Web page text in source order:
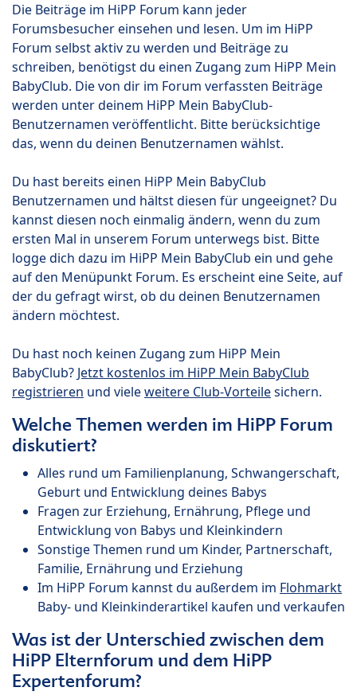
Die Beiträge im HiPP Forum kann jeder
Forumsbesucher einsehen und lesen. Um im HiPP
Forum selbst aktiv zu werden und Beiträge zu
schreiben, benötigst du einen Zugang zum HiPP Mein
BabyClub. Die von dir im Forum verfassten Beiträge
werden unter deinem HiPP Mein BabyClub-
Benutzernamen veröffentlicht. Bitte berücksichtige
das, wenn du deinen Benutzernamen wählst.
Du hast bereits einen HiPP Mein BabyClub
Benutzernamen und hältst diesen für ungeeignet? Du
kannst diesen noch einmalig ändern, wenn du zum
ersten Mal in unserem Forum unterwegs bist. Bitte
logge dich dazu im HiPP Mein BabyClub ein und gehe
auf den Menüpunkt Forum. Es erscheint eine Seite, auf
der du gefragt wirst, ob du deinen Benutzernamen
ändern möchtest.
Du hast noch keinen Zugang zum HiPP Mein
BabyClub? Jetzt kostenlos im HiPP Mein BabyClub
registrieren und vieleweitere Club-Vorteilesichern.
Welche Themen werden im HiPP Forum
diskutiert?
Alles rund um Familienplanung, Schwangerschaft,
Geburt und Entwicklung deines Babys
Fragen zur Erziehung, Ernährung, Pflege und
Entwicklung von Babys und Kleinkindern
Sonstige Themen rund um Kinder, Partnerschaft,
Familie, Ernährung und Erziehung
Im HiPP Forum kannst du außerdem im Flohmarkt
Baby- und Kleinkinderartikel kaufen und verkaufen
Was ist der Unterschied zwischen dem
HiPP Elternforum und dem HiPP
Expertenforum?